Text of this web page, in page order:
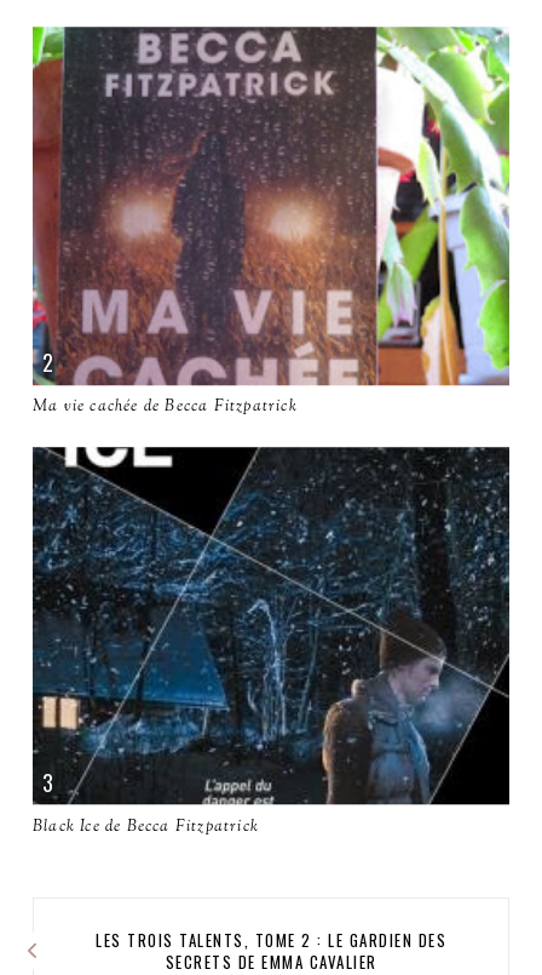
Ma vie cachée de Becca Fitzpatrick
Black Ice de Becca Fitzpatrick
LES TROIS TALENTS, TOME 2 : LE GARDIEN DES
SECRETS DE EMMA CAVALIER